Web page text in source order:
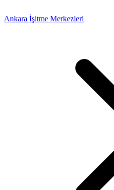
Ankara İşitme Merkezleri